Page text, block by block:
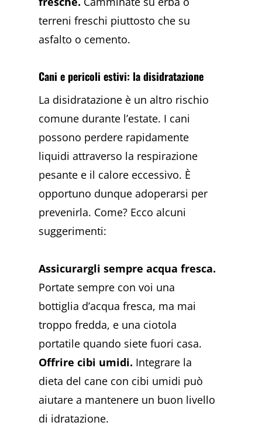
terreni freschi piuttosto che su
asfalto o cemento.
Cani e pericoli estivi: la disidratazione
La disidratazione è un altro rischio
comune durante l’estate. I cani
possono perdere rapidamente
liquidi attraverso la respirazione
pesante e il calore eccessivo. È
opportuno dunque adoperarsi per
prevenirla. Come? Ecco alcuni
suggerimenti:
Assicurargli sempre acqua fresca.
Portate sempre con voi una
bottiglia d’acqua fresca, ma mai
troppo fredda, e una ciotola
portatile quando siete fuori casa.
Offrire cibi umidi. Integrare la
dieta del cane con cibi umidi può
aiutare a mantenere un buon livello
di idratazione.